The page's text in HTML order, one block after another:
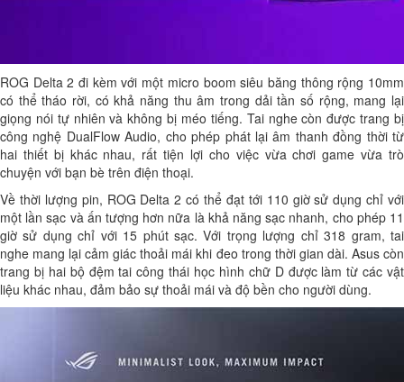
ROG Delta 2 đi kèm với một micro boom siêu băng thông rộng 10mm
có thể tháo rời, có khả năng thu âm trong dải tần số rộng, mang lại
giọng nói tự nhiên và không bị méo tiếng. Tai nghe còn được trang bị
công nghệ DualFlow Audio, cho phép phát lại âm thanh đồng thời từ
hai thiết bị khác nhau, rất tiện lợi cho việc vừa chơi game vừa trò
chuyện với bạn bè trên điện thoại.
Về thời lượng pin, ROG Delta 2 có thể đạt tới 110 giờ sử dụng chỉ với
một lần sạc và ấn tượng hơn nữa là khả năng sạc nhanh, cho phép 11
giờ sử dụng chỉ với 15 phút sạc. Với trọng lượng chỉ 318 gram, tai
nghe mang lại cảm giác thoải mái khi đeo trong thời gian dài. Asus còn
trang bị hai bộ đệm tai công thái học hình chữ D được làm từ các vật
liệu khác nhau, đảm bảo sự thoải mái và độ bền cho người dùng.